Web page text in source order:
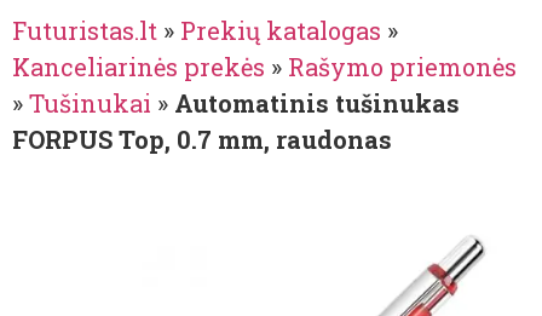
Futuristas.lt » Prekių katalogas »
Kanceliarinės prekės » Rašymo priemonės
»Tušinukai » Automatinis tušinukas
FORPUS Top, 0.7 mm, raudonas